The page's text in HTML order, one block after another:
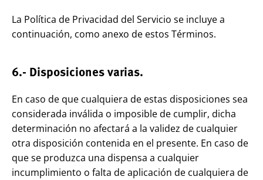
La Política de Privacidad del Servicio se incluye a
continuación, como anexo de estos Términos.
6.- Disposiciones varias.
En caso de que cualquiera de estas disposiciones sea
considerada inválida o imposible de cumplir, dicha
determinación no afectará a la validez de cualquier
otra disposición contenida en el presente. En caso de
que se produzca una dispensa a cualquier
incumplimiento o falta de aplicación de cualquiera de